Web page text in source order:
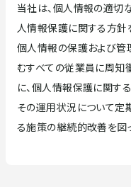
当社は、個人情報の適切
人情報保護に関する方針
個人情報の保護および管
むすべての従業員に周知
に、個人情報保護に関す
その運用状況について定
る施策の継続的改善を図